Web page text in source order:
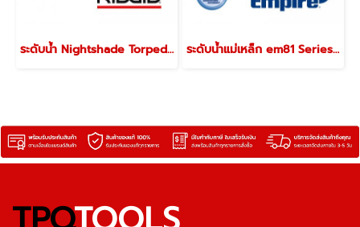
ระดับน้ำ Nightshade Torpedo Level 20233 ระดับน้ำแม่เหล็ก em81 Series I-BEAM LEVELS